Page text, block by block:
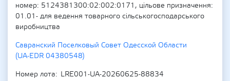
номер: 5124381300:02:002:0171, цільове призначення:
01.01- для ведення товарного сільськогосподарського
виробництва
Савранский Поселковый Совет Одесской Области
(UA-EDR 04380548)
Номер лота
LRE001-UA-20260625-88834